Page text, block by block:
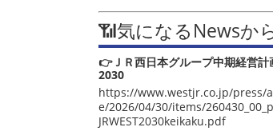
📶気になるNewsか
👉ＪＲ西日本グループ中期経営計
2030
https://www.westjr.co.jp/press/
e/2026/04/30/items/
JRWEST2030keikaku.pdf